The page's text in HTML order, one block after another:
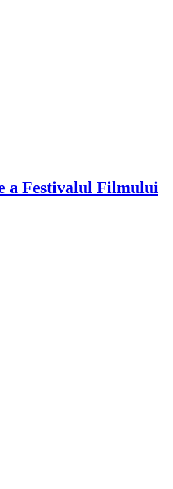
a Festivalul Filmului